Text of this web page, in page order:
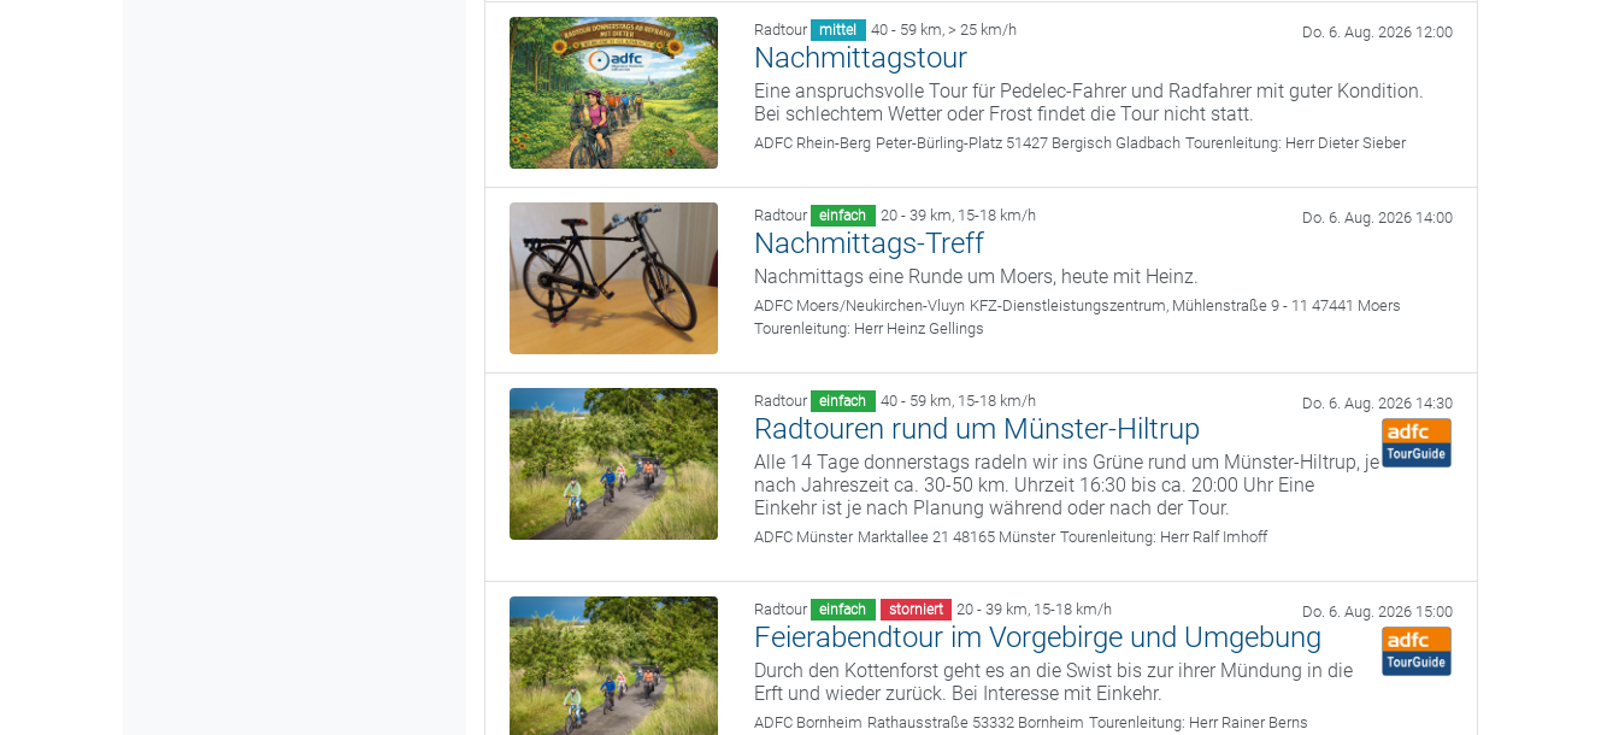
Radtour mittel 40 - 59 km, > 25 km/h Do. 6. Aug. 2026 12:00
Nachmittagstour
Eine anspruchsvolle Tour für Pedelec-Fahrer und Radfahrer mit guter Kondition.
Bei schlechtem Wetter oder Frost findet die Tour nicht statt.
ADFC Rhein-Berg Peter-Bürling-Platz 51427 Bergisch Gladbach Tourenleitung: Herr Dieter Sieber
Radtour einfach 20 - 39 km, 15-18 km/h Do. 6. Aug. 2026 14:00
Nachmittags-Treff
Nachmittags eine Runde um Moers, heute mit Heinz.
ADFC Moers/Neukirchen-Vluyn KFZ-Dienstleistungszentrum, Mühlenstraße 9 - 11 47441 Moers
Tourenleitung: Herr Heinz Gellings
Radtour einfach 40 - 59 km, 15-18 km/h Do. 6. Aug. 2026 14:30
Radtouren rund um Münster-Hiltrup
Alle 14 Tage donnerstags radeln wir ins Grüne rund um Münster-Hiltrup, je
nach Jahreszeit ca. 30-50 km. Uhrzeit 16:30 bis ca. 20:00 Uhr Eine
Einkehr ist je nach Planung während oder nach der Tour.
ADFC Münster Marktallee 21 48165 Münster Tourenleitung: Herr Ralf Imhoff
Radtour einfach storniert 20 - 39 km, 15-18 km/h Do. 6. Aug. 2026 15:00
Feierabendtour im Vorgebirge und Umgebung
Durch den Kottenforst geht es an die Swist bis zur ihrer Mündung in die
Erft und wieder zurück. Bei Interesse mit Einkehr.
ADFC Bornheim Rathausstraße 53332 Bornheim Tourenleitung: Herr Rainer Berns